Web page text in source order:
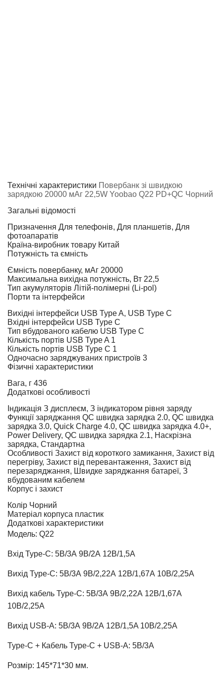
Технічні характеристики Повербанк зі швидкою
зарядкою 20000 мАг 22,5W Yoobao Q22 PD+QC Чорний
Загальні відомості
Призначення Для телефонів, Для планшетів, Для
фотоапаратів
Країна-виробник товару Китай
Потужність та ємність
Ємність повербанку, мАг 20000
Максимальна вихідна потужність, Вт 22,5
Тип акумуляторів Літій-полімерні (Li-pol)
Порти та інтерфейси
Вихідні інтерфейси USB Type A, USB Type C
Вхідні інтерфейси USB Type C
Тип вбудованого кабелю USB Type C
Кількість портів USB Type A 1
Кількість портів USB Type C 1
Одночасно заряджуваних пристроїв 3
Фізичні характеристики
Вага, г 436
Додаткові особливості
Індикація З дисплеєм, З індикатором рівня заряду
Функції заряджання QC швидка зарядка 2.0, QC швидка
зарядка 3.0, Quick Charge 4.0, QC швидка зарядка 4.0+,
Power Delivery, QC швидка зарядка 2.1, Наскрізна
зарядка, Стандартна
Особливості Захист від короткого замикання, Захист від
перегріву, Захист від перевантаження, Захист від
перезаряджання, Швидке заряджання батареї, З
вбудованим кабелем
Корпус і захист
Колір Чорний
Матеріал корпуса пластик
Додаткові характеристики
Модель: Q22
Вхід Type-C: 5В/3А 9В/2А 12В/1,5А
Вихід Type-C: 5В/3А 9В/2,22А 12В/1,67А 10В/2,25А
Вихід кабель Type-C: 5В/3А 9В/2,22А 12В/1,67А
10В/2,25А
Вихід USB-A: 5В/3А 9В/2А 12В/1,5A 10В/2,25А
Type-C + Кабель Type-C + USB-A: 5В/3А
Розмір: 145*71*30 мм.